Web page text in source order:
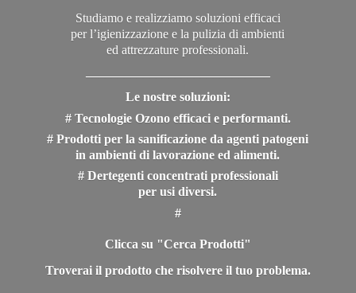
Studiamo e realizziamo soluzioni efficaci
per l’igienizzazione e la pulizia di ambienti
ed attrezzature professionali.
Le nostre soluzioni:
# Tecnologie Ozono efficaci e performanti.
# Prodotti per la sanificazione da agenti patogeni
in ambienti di lavorazione ed alimenti.
# Dertegenti concentrati professionali
per usi diversi.
#
Clicca su "Cerca Prodotti"
Troverai il prodotto che risolvere il tuo problema.